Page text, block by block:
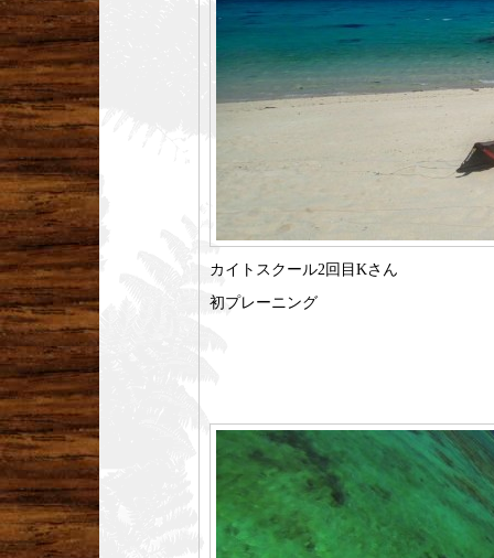
カイトスクール2回目Kさん
初プレーニング